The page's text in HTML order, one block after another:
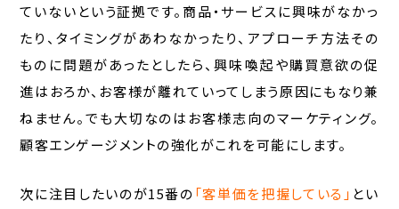
ていないという証拠です。商品・サービスに興味がなかっ
たり、タイミングがあわなかったり、アプローチ方法その
ものに問題があったとしたら、興味喚起や購買意欲の促
進はおろか、お客様が離れていってしまう原因にもなり兼
ねません。でも大切なのはお客様志向のマーケティング。
顧客エンゲージメントの強化がこれを可能にします。
次に注目したいのが15番の「客単価を把握している」 とい